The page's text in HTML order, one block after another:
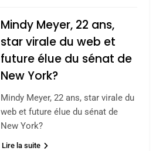
Mindy Meyer, 22 ans,
star virale du web et
future élue du sénat de
New York?
Mindy Meyer, 22 ans, star virale du
web et future élue du sénat de
New York?
Lire la suite
2025, l’année la plus